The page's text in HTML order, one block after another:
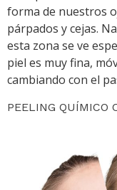
forma de nuestros
párpados y cejas.
esta zona se ve
piel es muy fina,
cambiando con el
PEELING QUÍMICO